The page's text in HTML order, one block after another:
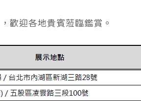
歡迎各地貴賓蒞臨鑑賞。